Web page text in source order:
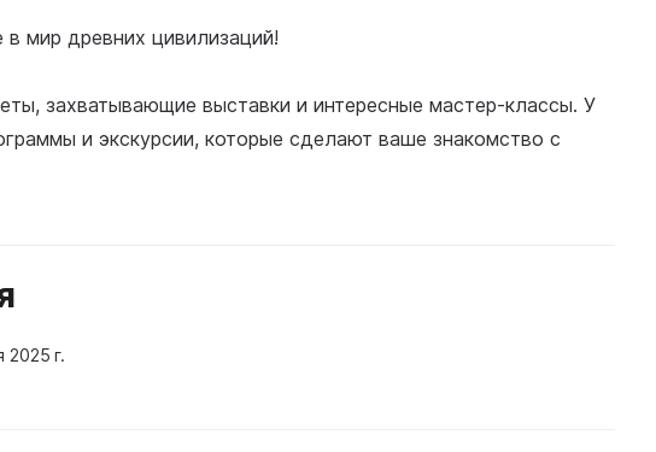
мир древних цивилизаций!
захватывающие выставки и интересные мастер-классы. У
и экскурсии, которые сделают ваше знакомство с
2025 г.